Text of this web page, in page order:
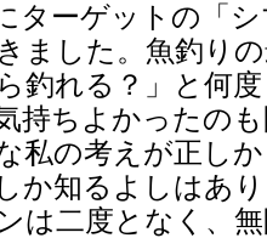
ターゲットの「
ました。魚釣り
釣れる？」と何
持ちよかったの
私の考えが正し
か知るよしはあ
は二度となく、